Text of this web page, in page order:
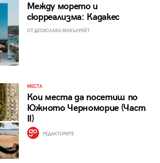
Между морето и
сюрреализма: Кадакес
ОТ ДЕСИСЛАВА МАКЪЛРЕЙТ
МЕСТА
Кои места да посетиш по
Южното Черноморие (Част
II)
РЕДАКТОРИТЕ